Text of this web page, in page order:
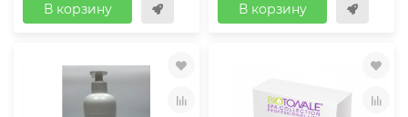
В корзину В корзину